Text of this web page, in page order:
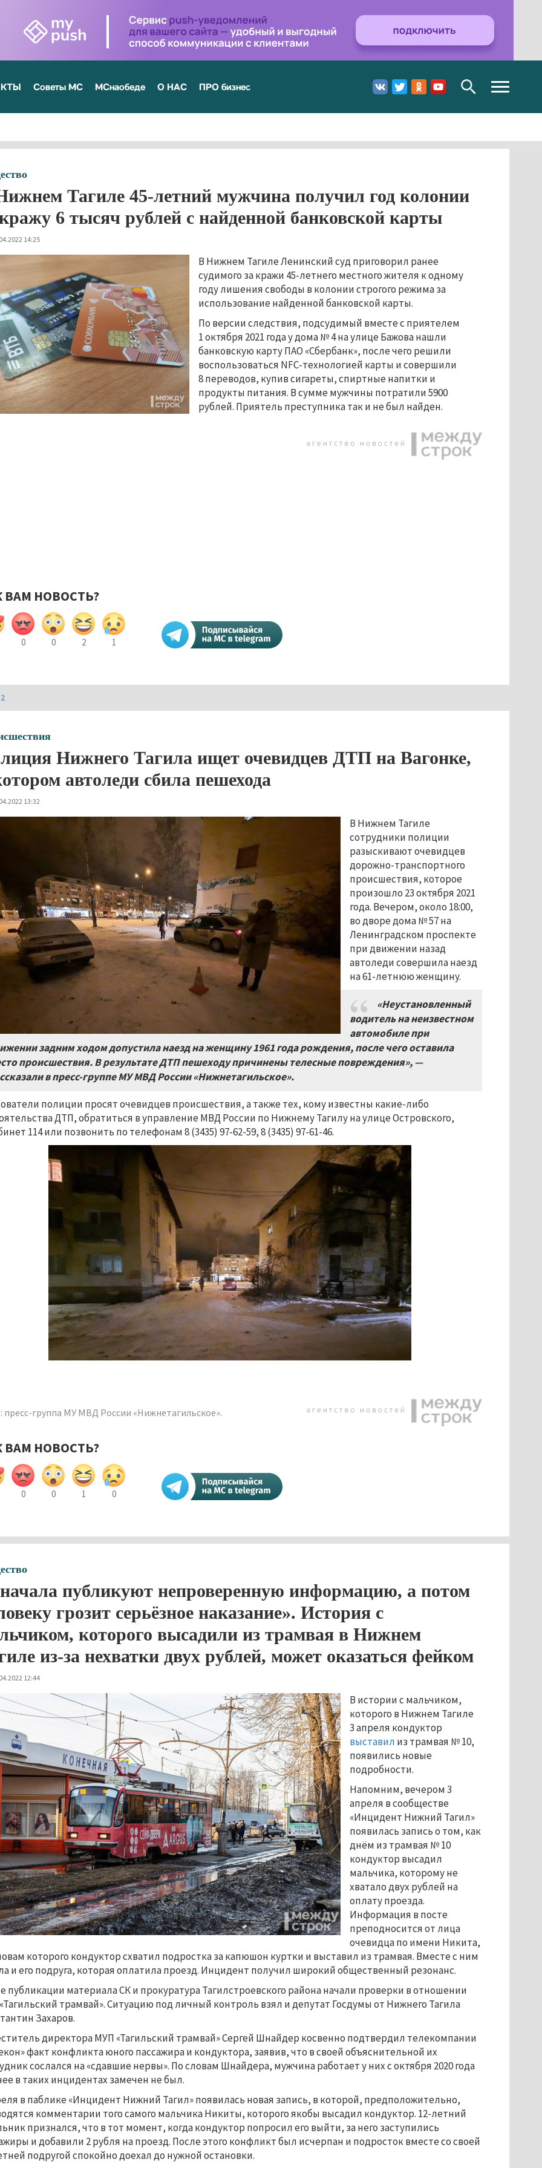
Советы МС МСнаобеде О НАС ПРО бизнес
Toggle
navigation
Тагиле 45-летний мужчина получил год колонии
6 тысяч рублей с найденной банковской карты
14:25
В Нижнем Тагиле Ленинский суд приговорил ранее
судимого за кражи 45-летнего местного жителя к одному
году лишения свободы в колонии строгого режима за
использование найденной банковской карты.
По версии следствия, подсудимый вместе с приятелем
1 октября 2021 года у дома № 4 на улице Бажова нашли
банковскую карту ПАО «Сбербанк», после чего решили
воспользоваться NFC-технологией карты и совершили
8 переводов, купив сигареты, спиртные напитки и
продукты питания. В сумме мужчины потратили 5900
рублей. Приятель преступника так и не был найден.
ВАМ НОВОСТЬ?
0 0 2 1
Нижнего Тагила ищет очевидцев ДТП на Вагонке,
автоледи сбила пешехода
13:32
В Нижнем Тагиле
сотрудники полиции
разыскивают очевидцев
дорожно-транспортного
происшествия, которое
произошло 23 октября 2021
года. Вечером, около 18:00,
во дворе дома № 57 на
Ленинградском проспекте
при движении назад
автоледи совершила наезд
на 61-летнюю женщину.
«Неустановленный
водитель на неизвестном
автомобиле при
задним ходом допустила наезд на женщину 1961 года рождения, после чего оставила
происшествия. В результате ДТП пешеходу причинены телесные повреждения», —
в пресс-группе МУ МВД России «Нижнетагильское».
полиции просят очевидцев происшествия, а также тех, кому известны какие-либо
ДТП, обратиться в управление МВД России по Нижнему Тагилу на улице Островского,
114 или позвонить по телефонам 8 (3435) 97-62-59, 8 (3435) 97-61-46.
пресс-группа МУ МВД России «Нижнетагильское».
ВАМ НОВОСТЬ?
0 0 1 0
публикуют непроверенную информацию, а потом
грозит серьёзное наказание». История с
которого высадили из трамвая в Нижнем
из-за нехватки двух рублей, может оказаться фейком
12:44
В истории с мальчиком,
которого в Нижнем Тагиле
3 апреля кондуктор
выставил из трамвая № 10,
появились новые
подробности.
Напомним, вечером 3
апреля в сообществе
«Инцидент Нижний Тагил»
появилась запись о том, как
днём из трамвая № 10
кондуктор высадил
мальчика, которому не
хватало двух рублей на
оплату проезда.
Информация в посте
преподносится от лица
очевидца по имени Никита,
которого кондуктор схватил подростка за капюшон куртки и выставил из трамвая. Вместе с ним
и его подруга, которая оплатила проезд. Инцидент получил широкий общественный резонанс.
публикации материала СК и прокуратура Тагилстроевского района начали проверки в отношении
трамвай». Ситуацию под личный контроль взял и депутат Госдумы от Нижнего Тагила
Захаров.
директора МУП «Тагильский трамвай» Сергей Шнайдер косвенно подтвердил телекомпании
факт конфликта юного пассажира и кондуктора, заявив, что в своей объяснительной их
сослался на «сдавшие нервы». По словам Шнайдера, мужчина работает у них с октября 2020 года
в таких инцидентах замечен не был.
в паблике «Инцидент Нижний Тагил» появилась новая запись, в которой, предположительно,
комментарии того самого мальчика Никиты, которого якобы высадил кондуктор. 12-летний
признался, что в тот момент, когда кондуктор попросил его выйти, за него заступились
и добавили 2 рубля на проезд. После этого конфликт был исчерпан и подросток вместе со своей
подругой спокойно доехал до нужной остановки.